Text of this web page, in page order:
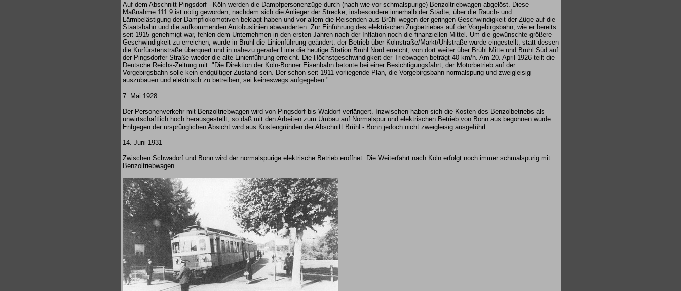
Auf dem Abschnitt Pingsdorf - Köln werden die Dampfpersonenzüge durch (nach wie vor schmalspurige) Benzoltriebwagen abgelöst. Diese
Maßnahme 111.9 ist nötig geworden, nachdem sich die Anlieger der Strecke, insbesondere innerhalb der Städte, über die Rauch- und
Lärmbelästigung der Dampflokomotiven beklagt haben und vor allem die Reisenden aus Brühl wegen der geringen Geschwindigkeit der Züge auf die
Staatsbahn und die aufkommenden Autobuslinien abwanderten. Zur Einführung des elektrischen Zugbetriebes auf der Vorgebirgsbahn, wie er bereits
seit 1915 genehmigt war, fehlen dem Unternehmen in den ersten Jahren nach der Inflation noch die finanziellen Mittel. Um die gewünschte größere
Geschwindigkeit zu erreichen, wurde in Brühl die Linienführung geändert: der Betrieb über Kölnstraße/Markt/Uhlstraße wurde eingestellt, statt dessen
die Kurfürstenstraße überquert und in nahezu gerader Linie die heutige Station Brühl Nord erreicht, von dort weiter über Brühl Mitte und Brühl Süd auf
der Pingsdorfer Straße wieder die alte Linienführung erreicht. Die Höchstgeschwindigkeit der Triebwagen beträgt 40 km/h. Am 20. April 1926 teilt die
Deutsche Reichs-Zeitung mit: "Die Direktion der Köln-Bonner Eisenbahn betonte bei einer Besichtigungsfahrt, der Motorbetrieb auf der
Vorgebirgsbahn solle kein endgültiger Zustand sein. Der schon seit 1911 vorliegende Plan, die Vorgebirgsbahn normalspurig und zweigleisig
auszubauen und elektrisch zu betreiben, sei keineswegs aufgegeben."
7. Mai 1928
Der Personenverkehr mit Benzoltriebwagen wird von Pingsdorf bis Waldorf verlängert. Inzwischen haben sich die Kosten des Benzolbetriebs als
unwirtschaftlich hoch herausgestellt, so daß mit den Arbeiten zum Umbau auf Normalspur und elektrischen Betrieb von Bonn aus begonnen wurde.
Entgegen der ursprünglichen Absicht wird aus Kostengründen der Abschnitt Brühl - Bonn jedoch nicht zweigleisig ausgeführt.
14. Juni 1931
Zwischen Schwadorf und Bonn wird der normalspurige elektrische Betrieb eröffnet. Die Weiterfahrt nach Köln erfolgt noch immer schmalspurig mit
Benzoltriebwagen.